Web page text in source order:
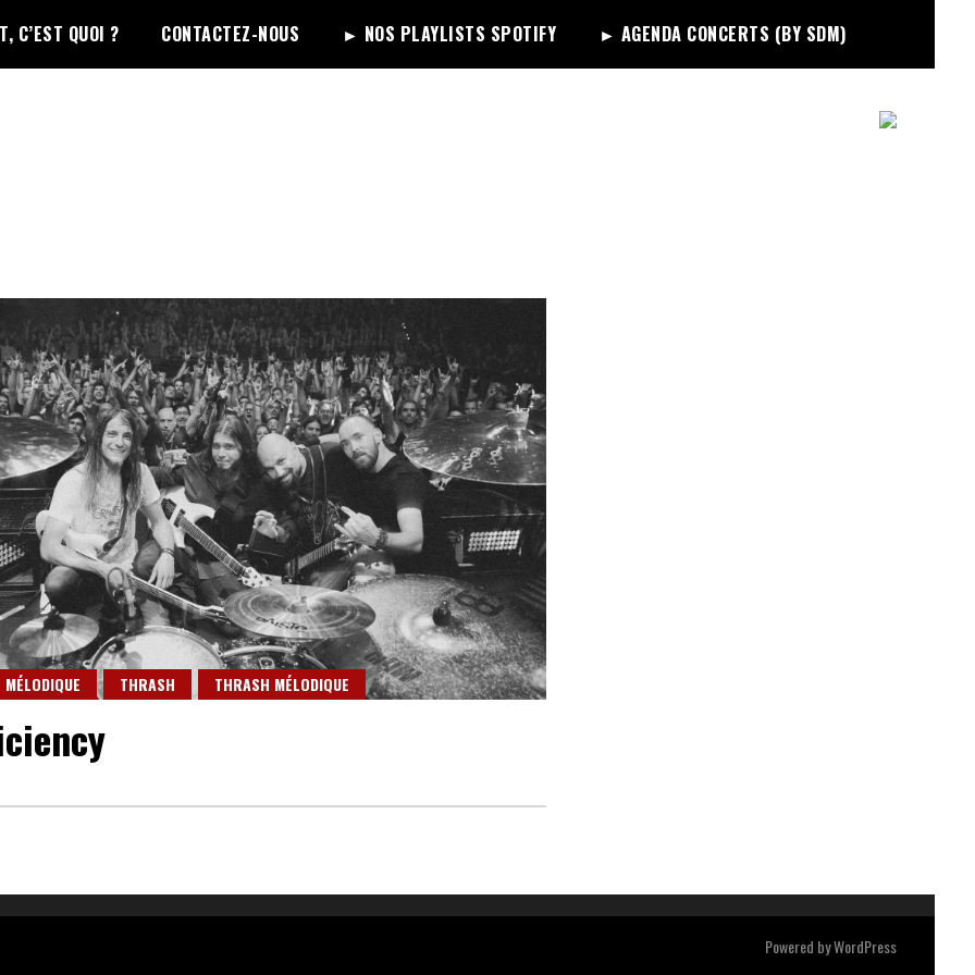
C’EST QUOI ? CONTACTEZ-NOUS ► NOS PLAYLISTS SPOTIFY ► AGENDA CONCERTS (BY SDM)
MÉLODIQUE THRASH THRASH MÉLODIQUE
Powered byWordPress